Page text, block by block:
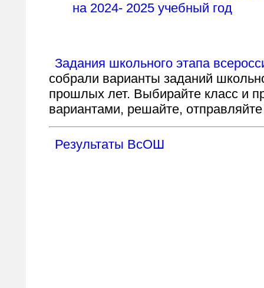
на 2024- 2025 учебный год
Задания школьного этапа
собрали варианты заданий
прошлых лет. Выбирайте класс и
вариантами, решайте,
Результаты ВсОШ